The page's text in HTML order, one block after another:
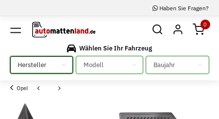
Haben Sie Fragen?
0
Wählen Sie Ihr Fahrzeug
Bitte auswählen
Bitte auswählen Bitte auswählen
Opel